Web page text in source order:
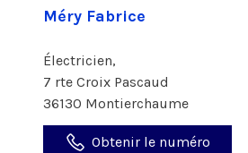
Méry Fabrice
Électricien,
7 rte Croix Pascaud
36130 Montierchaume
Obtenir le numéro